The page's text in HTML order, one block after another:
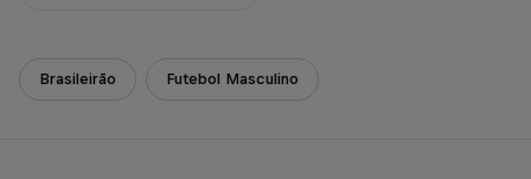
Brasileirão Futebol Masculino